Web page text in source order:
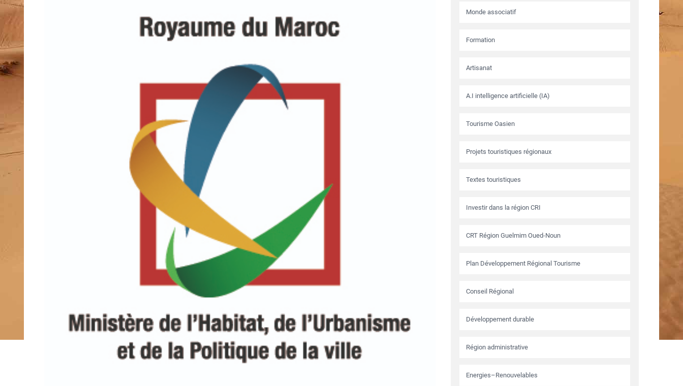
Monde associatif
Formation
Artisanat
A.I intelligence artificielle (IA)
Tourisme Oasien
Projets touristiques régionaux
Textes touristiques
Investir dans la région CRI
CRT Région Guelmim Oued-Noun
Plan Développement Régional Tourisme
Conseil Régional
Développement durable
Région administrative
Energies–Renouvelables